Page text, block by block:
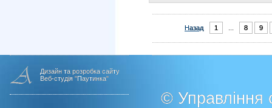
Назад 1 8 9
Дизайн та розробка сайту
Веб-студія "Паутинка"
© Управління